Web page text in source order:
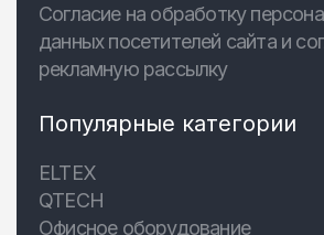
Согласие на обработку
данных посетителей сайта и
рекламную рассылку
Популярные категории
ELTEX
QTECH
Офисное оборудование